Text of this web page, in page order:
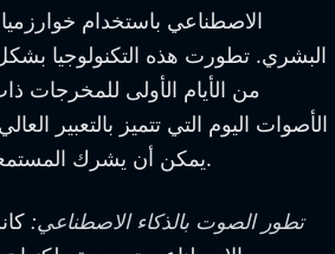
الاصطناعي باستخدام
البشري. تطورت هذه التكنولوجيا
من الأيام الأولى للمخرجات
الأصوات اليوم التي تتميز بالتعبير
يمكن أن يشرك المستمعين على مستوى أعمق.
تطور الصوت بالذكاء الاصطناعي: